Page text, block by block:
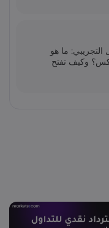
ما هو
وكيف تفتح